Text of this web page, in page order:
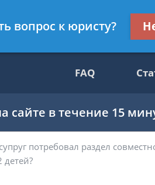
FAQ
сайте в течение 15
вопрос к юристу?